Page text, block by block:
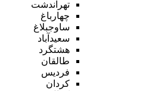
تهراندشت
چهارباغ
ساوجبلاغ
سعیدآباد
هشتگرد
طالقان
فردیس
کردان